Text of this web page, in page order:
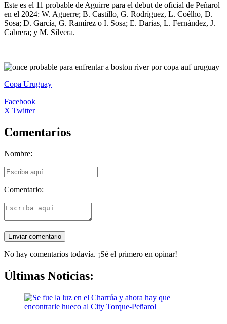
Este es el 11 probable de Aguirre para el debut de oficial de Peñarol
en el 2024: W. Aguerre; B. Castillo, G. Rodríguez, L. Coélho, D.
Sosa; D. García, G. Ramírez o I. Sosa; E. Darias, L. Fernández, J.
Cabrera; y M. Silvera.
Copa Uruguay
Facebook
X Twitter
Comentarios
Nombre:
Comentario:
No hay comentarios todavía. ¡Sé el primero en opinar!
Últimas Noticias: